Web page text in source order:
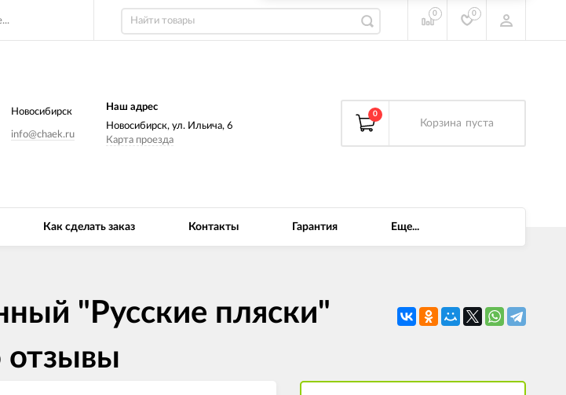
0 0
Новосибирск
info@chaek.ru
Наш адрес
Новосибирск, ул. Ильича, 6
Карта проезда
0
Корзина пуста
Как сделать заказ Контакты Гарантия Еще...
"Русские пляски"
отзывы